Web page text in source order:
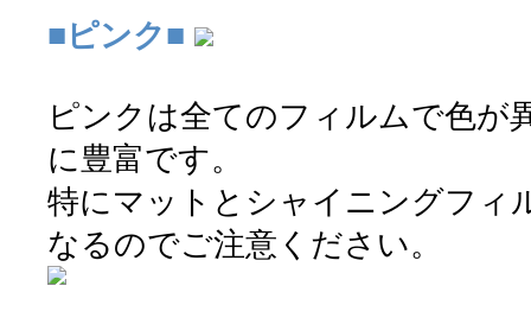
■ピンク■
ピンクは全てのフィルムで色が
に豊富です。
特にマットとシャイニングフィ
なるのでご注意ください。